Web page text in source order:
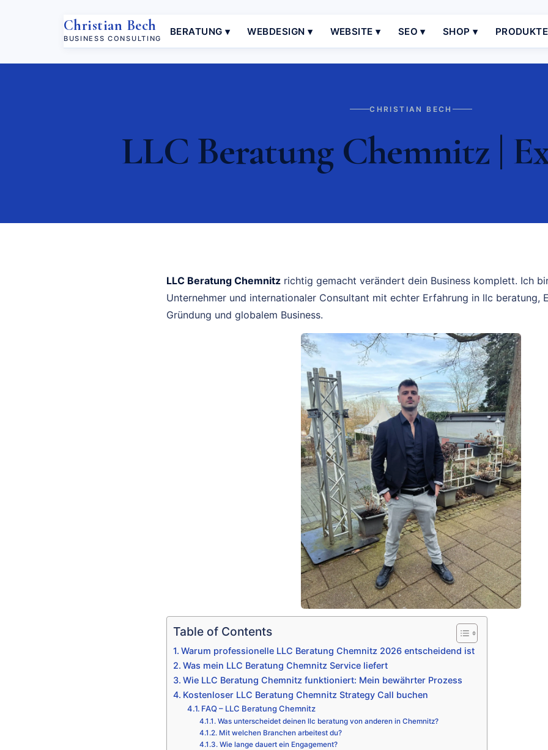
Christian Bech
BUSINESS CONSULTING
BERATUNG ▾ WEBDESIGN ▾ WEBSITE ▾ SEO ▾ SHOP ▾ PRODUKTE
CHRISTIAN BECH
LLC Beratung Chemnitz |
LLC Beratung Chemnitz richtig gemacht verändert dein Business komplett. Ich
Unternehmer und internationaler Consultant mit echter Erfahrung in llc beratung,
Gründung und globalem Business.
Table of Contents
Warum professionelle LLC Beratung Chemnitz 2026 entscheidend ist
Was mein LLC Beratung Chemnitz Service liefert
Wie LLC Beratung Chemnitz funktioniert: Mein bewährter Prozess
Kostenloser LLC Beratung Chemnitz Strategy Call buchen
FAQ – LLC Beratung Chemnitz
Was unterscheidet deinen llc beratung von anderen in Chemnitz?
Mit welchen Branchen arbeitest du?
Wie lange dauert ein Engagement?